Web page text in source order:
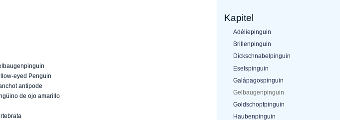
eyed Penguin
antipode
de ojo amarillo
Kapitel
Adéliepinguin
Brillenpinguin
Dickschnabelpinguin
Eselspinguin
Galápagospinguin
Gelbaugenpinguin
Goldschopfpinguin
Haubenpinguin